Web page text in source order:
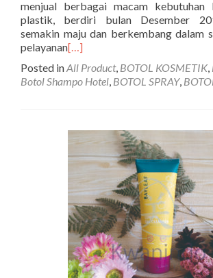
menjual berbagai macam kebutuhan
plastik, berdiri bulan Desember
semakin maju dan berkembang dalam
pelayanan[…]
Posted inAll Product, BOTOL KOSMETIK,
Botol Shampo Hotel, BOTOL SPRAY,